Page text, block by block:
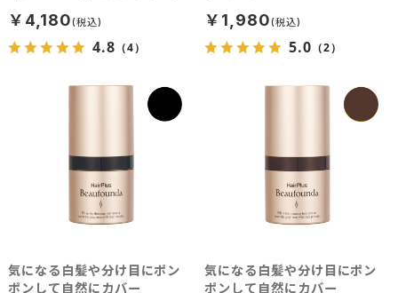
￥4,180
4.8 （4）
￥1,980
5.0 （2）
気になる白髪や分け目にポン
ポンして自然にカバー
気になる白髪や分け目にポン
ポンして自然にカバー